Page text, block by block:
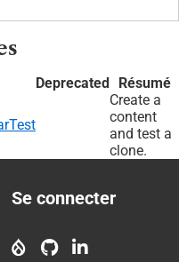
Deprecated Résumé
Create a
content
and test a
clone.
account
Se connecter